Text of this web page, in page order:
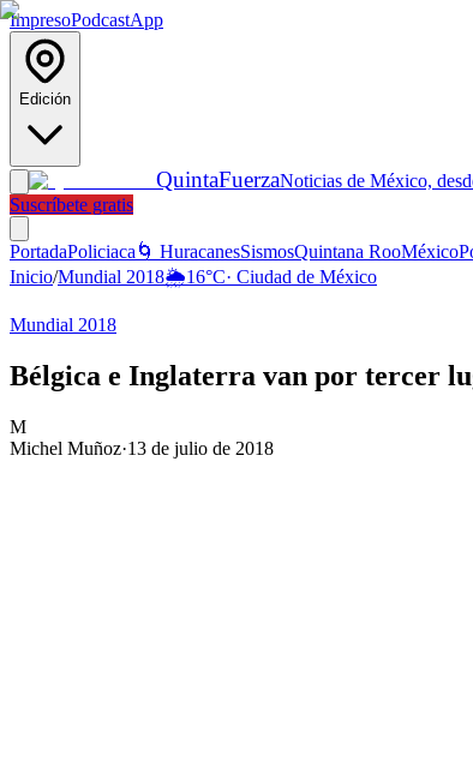
ImpresoPodcastApp
Edición
QuintaFuerzaNoticias de México,
Suscríbete gratis
PortadaPoliciaca 🌀 HuracanesSismosQuintana RooMéxico
Inicio/Mundial 2018🌦️16°C· Ciudad de México
Mundial 2018
Bélgica e Inglaterra van por tercer
M
Michel Muñoz·13 de julio de 2018